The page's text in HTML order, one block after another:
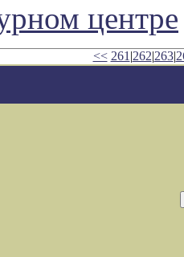
центре
<< 261 |262|263|